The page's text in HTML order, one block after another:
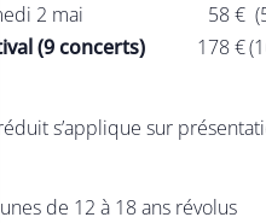
2 mai
58 €
(9 concerts)
178 €
s’applique sur
de 12 à 18 ans révolus